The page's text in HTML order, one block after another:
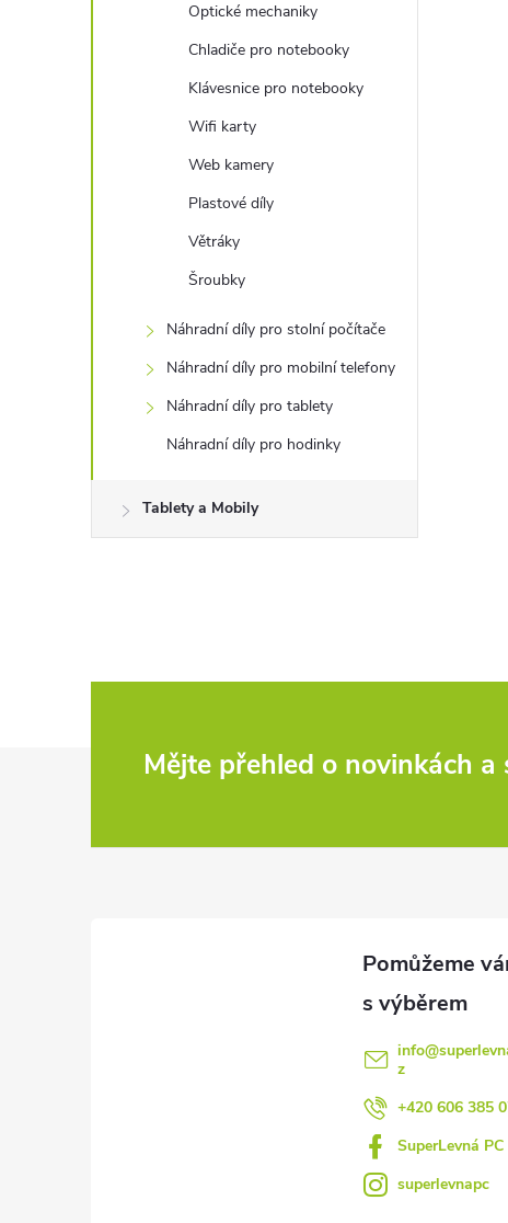
Optické mechaniky
Chladiče pro notebooky
Klávesnice pro notebooky
Wifi karty
Web kamery
Plastové díly
Větráky
Šroubky
Náhradní díly pro stolní počítače
Náhradní díly pro mobilní telefony
Náhradní díly pro tablety
Náhradní díly pro hodinky
Tablety a Mobily
Mějte přehled o novinkách a
info@
z
+420 606 385
SuperLevná PC
superlevnapc